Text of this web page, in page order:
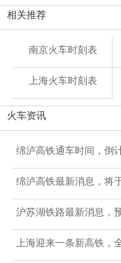
相关推荐
南京火车时刻表
上海火车时刻表
火车资讯
绵泸高铁通车时间，倒
绵泸高铁最新消息，将
沪苏湖铁路最新消息，
上海迎来一条新高铁，